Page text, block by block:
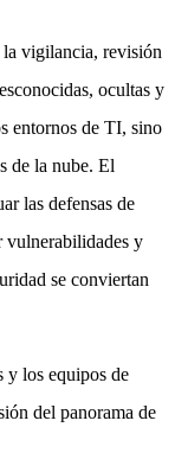
la vigilancia, revisión
ocultas y
entornos de TI, sino
de la nube. El
las defensas de
vulnerabilidades y
se conviertan
y los equipos de
del panorama de